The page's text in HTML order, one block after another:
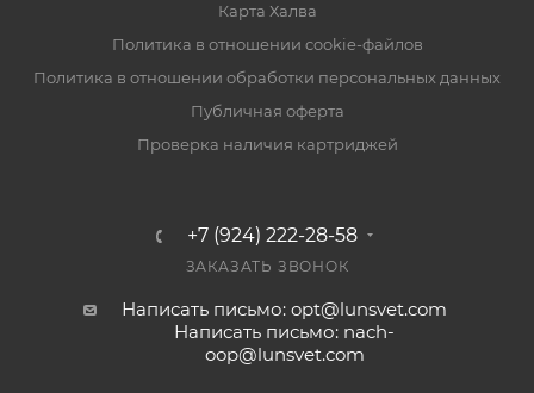
Карта Халва
Политика в отношении cookie-файлов
Политика в отношении обработки персональных данных
Публичная оферта
Проверка наличия картриджей
+7 (924) 222-28-58
ЗАКАЗАТЬ ЗВОНОК
Написать письмо: opt@lunsvet.com
Написать письмо: nach-
oop@lunsvet.com